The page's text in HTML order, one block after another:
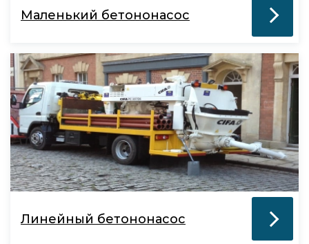
Маленький бетононасос
Линейный бетононасос